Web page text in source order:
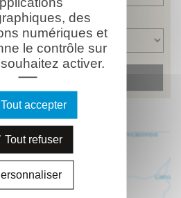
des
numériques et
le contrôle sur
activer.
Tout accepter
Tout refuser